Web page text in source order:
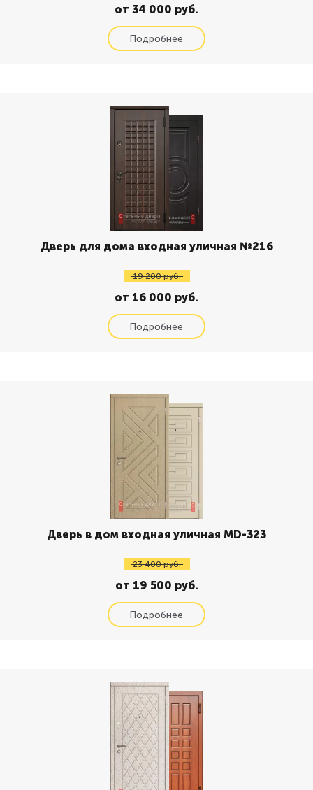
от 34 000 руб.
Дверь для дома входная уличная №216
19 200 руб.
от 16 000 руб.
Дверь в дом входная уличная MD-323
23 400 руб.
от 19 500 руб.